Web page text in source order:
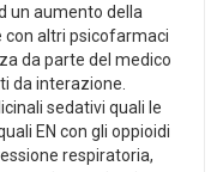
un aumento della
con altri psicofarmaci
da parte del medico
da interazione.
sedativi quali le
EN con gli oppioidi
respiratoria,